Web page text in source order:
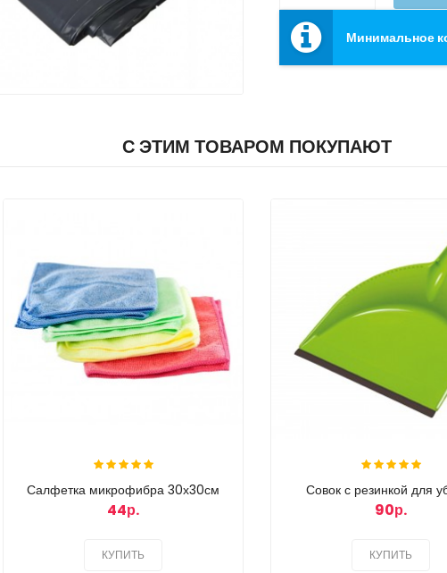
Минимальное
С ЭТИМ ТОВАРОМ ПОКУПАЮТ
Салфетка микрофибра 30х30см
44р.
КУПИТЬ
Совок с резинкой для
90р.
КУПИТЬ